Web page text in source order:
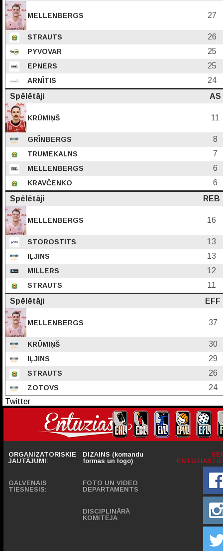
MELLENBERGS 27
STRAUTS 26
PYVOVAR 25
EPNERS 25
ARNĪTIS
24
Spēlētāji
AS
KRŪMIŅŠ 11
GRĪNBERGS 8
TRUMEKALNS 7
MELLENBERGS 6
KRAVČENKO
6
Spēlētāji
REB
MELLENBERGS 16
STOROSTITS 13
IĻJINS 13
MILLERS 12
STRAUTS
11
Spēlētāji
EFF
MELLENBERGS 37
KRŪMIŅŠ 30
IĻJINS 29
STRAUTS 26
ZOTOVS
24
Twitter
ORGANIZATORISKIE
JAUTĀJUMI:
GALVENAIS
TIESNESIS:
DIZAINS (komandu
formas un logo)
FOTO UN VIDEO
DEPARTAMENTS
DISCIPLINĀRĀ
KOMITEJA